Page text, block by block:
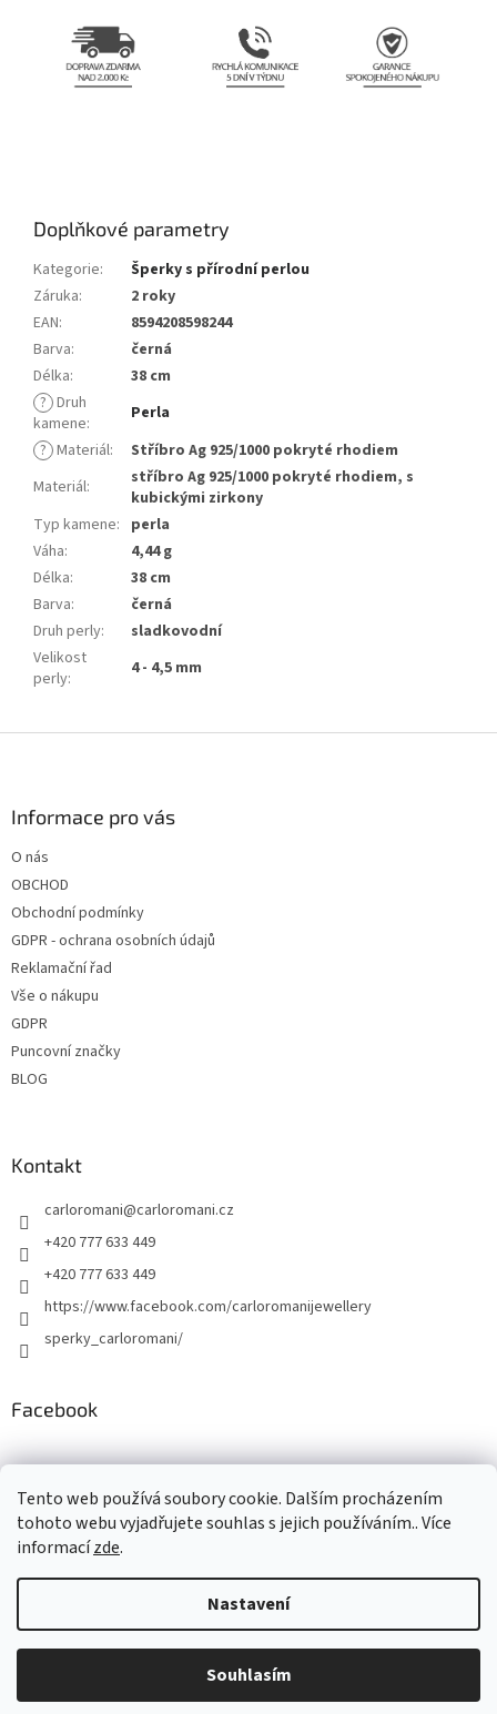
Tento web používá soubory cookie. Dalším procházením
tohoto webu vyjadřujete souhlas s jejich používáním.. Více
informacízde.
Nastavení
Souhlasím
Doplňkové parametry
Kategorie:
Šperky s přírodní perlou
Záruka:
2 roky
EAN:
8594208598244
Barva:
černá
Délka:
38 cm
? Druh
kamene:
Perla
? Materiál:
Stříbro Ag 925/1000 pokryté rhodiem
Materiál:
stříbro Ag 925/1000 pokryté rhodiem, s
kubickými zirkony
Typ kamene: perla
Váha:
4,44 g
Délka:
38 cm
Barva:
černá
Druh perly:
sladkovodní
Velikost
perly: 4 - 4,5 mm
Informace pro vás
O nás
OBCHOD
Obchodní podmínky
GDPR - ochrana osobních údajů
Reklamační řad
Vše o nákupu
GDPR
Puncovní značky
BLOG
Kontakt
carloromani@carloromani.cz
+420 777 633 449
+420 777 633 449
https://www.facebook.com/carloromanijewellery
sperky_carloromani/
Facebook
Instagram
Copyright 2026www.carloromani-shop.cz. Všechna práva
Upravit nastavení cookies